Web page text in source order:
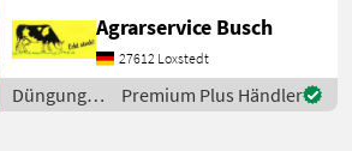
hydr. Betätigung,
Reihenstreuvorrichtung,
Streumengenverstellung
Rauch AERO 1115Rauch
Agrarservice Busch
27612 Loxstedt
Düngung
und
Premium Plus Händler